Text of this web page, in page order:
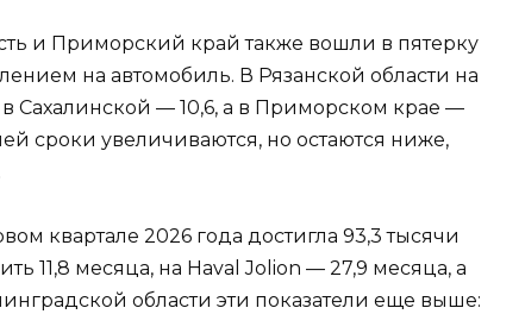
и Приморский край также вошли в пятерку
на автомобиль. В Рязанской области на
в Сахалинской — 10,6, а в Приморском крае —
сроки увеличиваются, но остаются ниже,
квартале 2026 года достигла 93,3 тысячи
11,8 месяца, на Haval Jolion — 27,9 месяца, а
области эти показатели еще выше: